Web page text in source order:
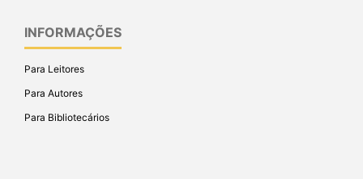
INFORMAÇÕES
Para Leitores
Para Autores
Para Bibliotecários